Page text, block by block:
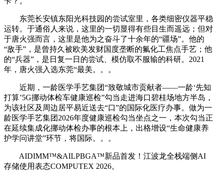
东莞长安镇东阳光科技园的尝试室里，各类细密仪器平稳
运转。于通俗人来说，这里的一切显得有些目生而遥远；但对
于唐火强而言，这里是他为之奋斗了十余年的“疆场”。他的
“敌手”，是曾持久被欧美发财国度垄断的氟化工焦点手艺；他
的“兵器”，是日复一日的尝试、模仿取不服输的科研。2021
年，唐火强入选东莞“最美。。。
近期，一龄医学手艺集团“致敬城市贡献者——一龄‘先知
打算’5G挪动体检车健康巡检”勾当走进海口碧桂场地方半岛，
为该社区及周边居平易近送去“口”的国际化医疗办事。做为一
龄医学手艺集团2026年度健康巡检勾当坐点之一，本次勾当正
在延续集成化挪动体检办事的根本上，出格增设“生命健康养
护学问讲堂”环节，将国际。。。
AIDIMM™&AILPBGA™新品首发！江波龙全栈端侧AI
存储使用表态COMPUTEX 2026。